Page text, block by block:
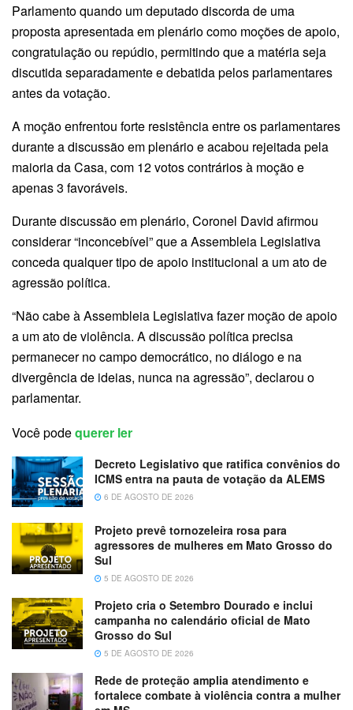
Parlamento quando um deputado discorda de uma
proposta apresentada em plenário como moções de apoio,
congratulação ou repúdio, permitindo que a matéria seja
discutida separadamente e debatida pelos parlamentares
antes da votação.
A moção enfrentou forte resistência entre os parlamentares
durante a discussão em plenário e acabou rejeitada pela
maioria da Casa, com 12 votos contrários à moção e
apenas 3 favoráveis.
Durante discussão em plenário, Coronel David afirmou
considerar “inconcebível” que a Assembleia Legislativa
conceda qualquer tipo de apoio institucional a um ato de
agressão política.
“Não cabe à Assembleia Legislativa fazer moção de apoio
a um ato de violência. A discussão política precisa
permanecer no campo democrático, no diálogo e na
divergência de ideias, nunca na agressão”, declarou o
parlamentar.
Você podequerer ler
Decreto Legislativo que ratifica convênios do
ICMS entra na pauta de votação da ALEMS
6 DE AGOSTO DE 2026
Projeto prevê tornozeleira rosa para
agressores de mulheres em Mato Grosso do
Sul
5 DE AGOSTO DE 2026
Projeto cria o Setembro Dourado e inclui
campanha no calendário oficial de Mato
Grosso do Sul
5 DE AGOSTO DE 2026
Rede de proteção amplia atendimento e
fortalece combate à violência contra a mulher